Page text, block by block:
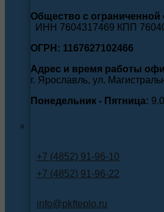
Общество с
ИНН 7604317469 КПП
ОГРН: 1167627102466
Адрес и время работы
г. Ярославль, ул.
Понедельник - Пятница:
+7 (4852) 91-96-10
+7 (4852) 91-96-22
info@pkfteplo.ru